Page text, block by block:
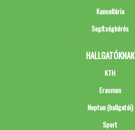
Kancellária
Segítségkérés
HALLGATÓKNAK
KTH
Erasmus
Neptun (hallgatói)
Sport